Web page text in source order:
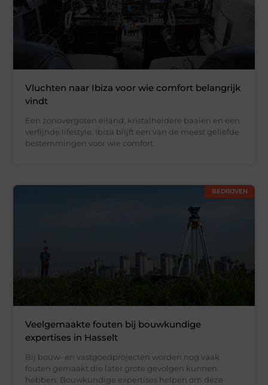
Vluchten naar Ibiza voor wie comfort belangrijk
vindt
Een zonovergoten eiland, kristalheldere baaien en een
verfijnde lifestyle: Ibiza blijft een van de meest geliefde
bestemmingen voor wie comfort
BEDRIJVEN
Veelgemaakte fouten bij bouwkundige
expertises in Hasselt
Bij bouw- en vastgoedprojecten worden nog vaak
fouten gemaakt die later grote gevolgen kunnen
hebben. Bouwkundige expertises helpen om deze